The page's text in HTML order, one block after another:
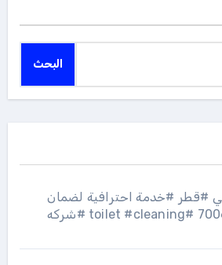
البحث
#قطر #خدمة احترافية لضمان
النظافة التامة 70067311 #toilet #cleaning #شركه